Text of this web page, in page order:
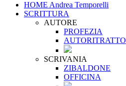
HOME Andrea Temporelli
SCRITTURA
AUTORE
PROFEZIA
AUTORITRATTO
SCRIVANIA
ZIBALDONE
OFFICINA